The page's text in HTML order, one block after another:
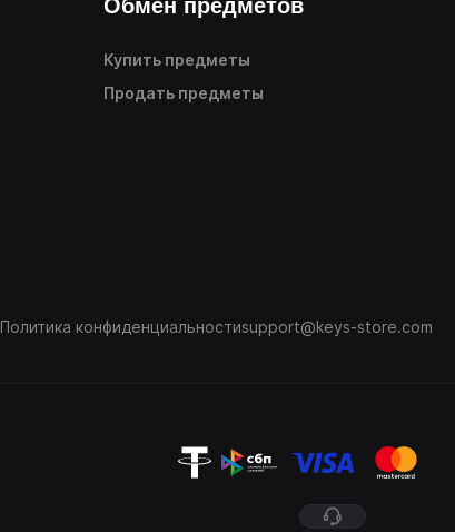
Обмен предметов
Купить предметы
Продать предметы
Политика конфиденциальностиsupport@keys-store.com